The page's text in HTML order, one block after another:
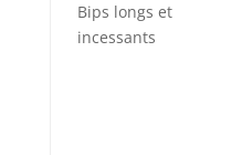
Bips longs et
incessants